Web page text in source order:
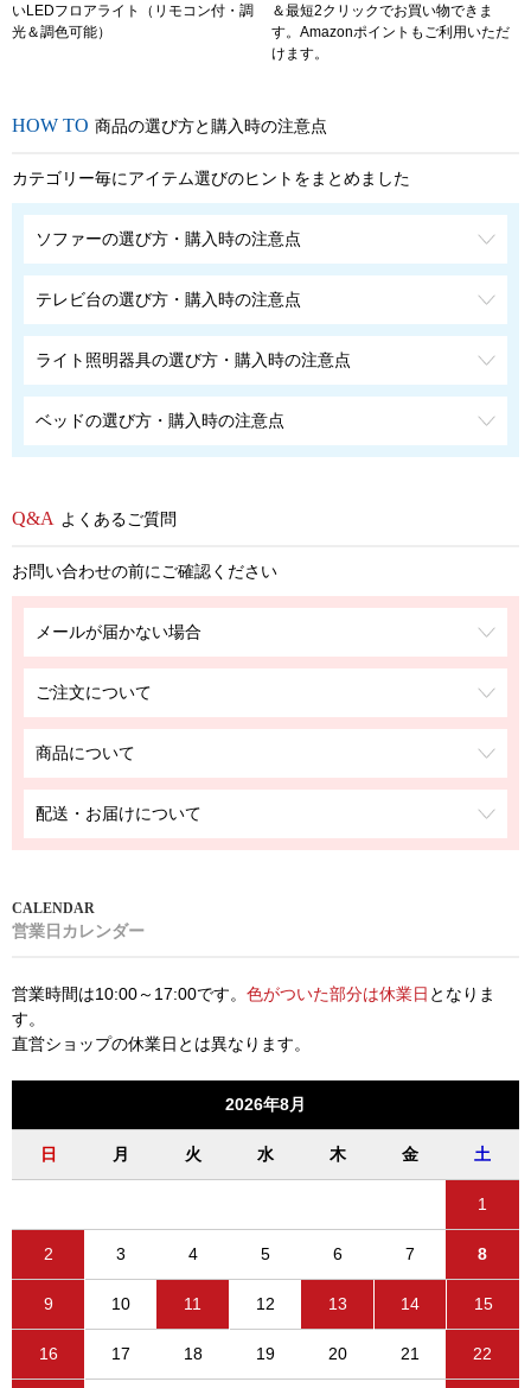
いLEDフロアライト（リモコン付・調
光＆調色可能）
＆最短2クリックでお買い物できま
す。Amazonポイントもご利用いただ
けます。
商品の選び方と購入時の注意点
カテゴリー毎にアイテム選びのヒントをまとめました
ソファーの選び方・購入時の注意点
テレビ台の選び方・購入時の注意点
ライト照明器具の選び方・購入時の注意点
ベッドの選び方・購入時の注意点
よくあるご質問
お問い合わせの前にご確認ください
メールが届かない場合
ご注文について
商品について
配送・お届けについて
営業日カレンダー
営業時間は10:00～17:00です。 色がついた部分は休業日 となりま
す。
直営ショップの休業日とは異なります。
2026年8月
日 月 火 水 木 金 土
1
2 3 4 5 6 7 8
9 10 11 12 13 14 15
16 17 18 19 20 21 22